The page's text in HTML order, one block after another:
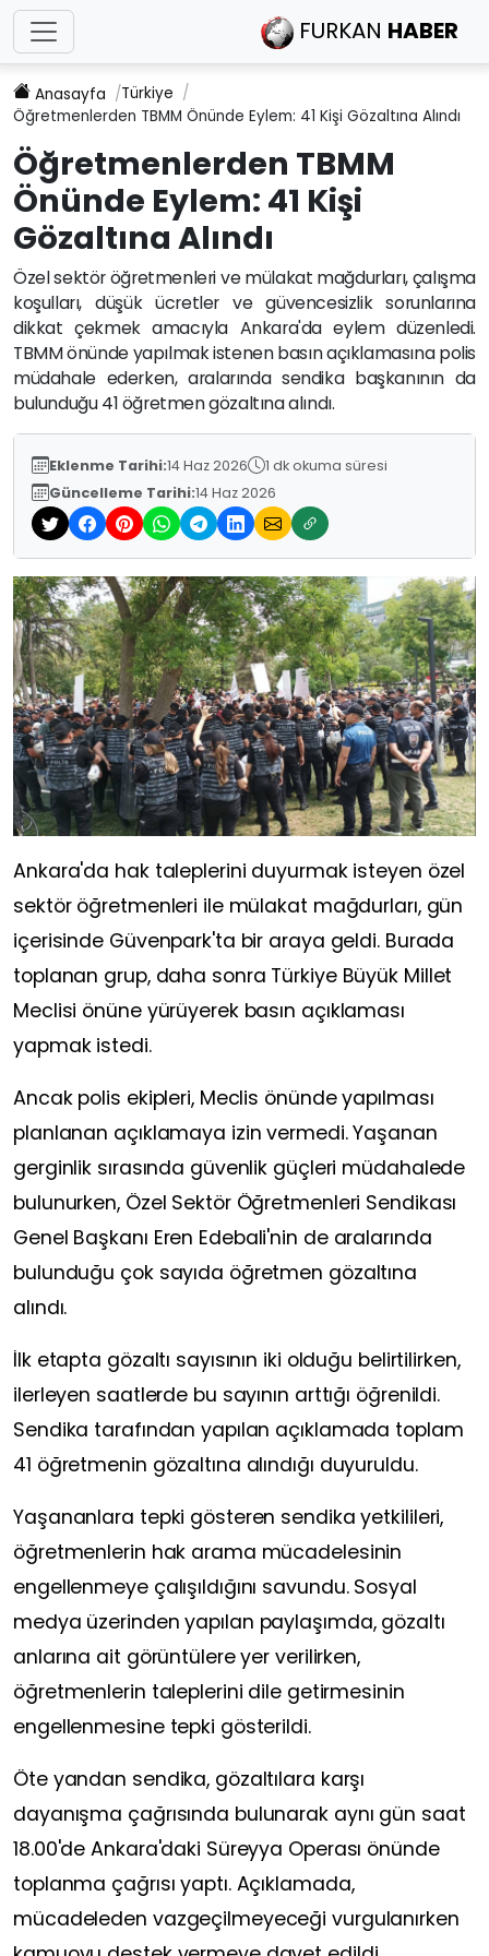
FURKAN HABER
Anasayfa
Türkiye
Öğretmenlerden TBMM Önünde Eylem: 41 Kişi Gözaltına Alındı
Öğretmenlerden TBMM
Önünde Eylem: 41 Kişi
Gözaltına Alındı
Özel sektör öğretmenleri ve mülakat mağdurları, çalışma
koşulları, düşük ücretler ve güvencesizlik sorunlarına
dikkat çekmek amacıyla Ankara'da eylem düzenledi.
TBMM önünde yapılmak istenen basın açıklamasına polis
müdahale ederken, aralarında sendika başkanının da
bulunduğu 41 öğretmen gözaltına alındı.
Eklenme Tarihi:14 Haz 2026
1 dk okuma süresi
Güncelleme Tarihi:14 Haz 2026
Ankara'da hak taleplerini duyurmak isteyen özel
sektör öğretmenleri ile mülakat mağdurları, gün
içerisinde Güvenpark'ta bir araya geldi. Burada
toplanan grup, daha sonra Türkiye Büyük Millet
Meclisi önüne yürüyerek basın açıklaması
yapmak istedi.
Ancak polis ekipleri, Meclis önünde yapılması
planlanan açıklamaya izin vermedi. Yaşanan
gerginlik sırasında güvenlik güçleri müdahalede
bulunurken, Özel Sektör Öğretmenleri Sendikası
Genel Başkanı Eren Edebali'nin de aralarında
bulunduğu çok sayıda öğretmen gözaltına
alındı.
İlk etapta gözaltı sayısının iki olduğu belirtilirken,
ilerleyen saatlerde bu sayının arttığı öğrenildi.
Sendika tarafından yapılan açıklamada toplam
41 öğretmenin gözaltına alındığı duyuruldu.
Yaşananlara tepki gösteren sendika yetkilileri,
öğretmenlerin hak arama mücadelesinin
engellenmeye çalışıldığını savundu. Sosyal
medya üzerinden yapılan paylaşımda, gözaltı
anlarına ait görüntülere yer verilirken,
öğretmenlerin taleplerini dile getirmesinin
engellenmesine tepki gösterildi.
Öte yandan sendika, gözaltılara karşı
dayanışma çağrısında bulunarak aynı gün saat
18.00'de Ankara'daki Süreyya Operası önünde
toplanma çağrısı yaptı. Açıklamada,
mücadeleden vazgeçilmeyeceği vurgulanırken